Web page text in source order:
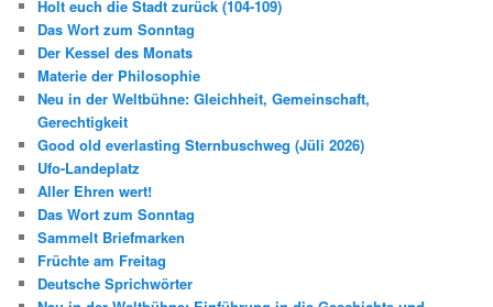
Holt euch die Stadt zurück (104-109)
Das Wort zum Sonntag
Der Kessel des Monats
Materie der Philosophie
Neu in der Weltbühne: Gleichheit, Gemeinschaft,
Gerechtigkeit
Good old everlasting Sternbuschweg (Jüli 2026)
Ufo-Landeplatz
Aller Ehren wert!
Das Wort zum Sonntag
Sammelt Briefmarken
Früchte am Freitag
Deutsche Sprichwörter